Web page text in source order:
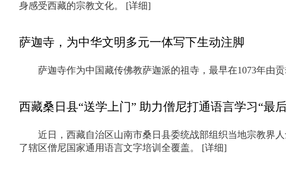
身感受西藏的宗教文化。 [详细]
萨迦寺，为中华文明多元一体写下生动注脚
萨迦寺作为中国藏传佛教萨迦派的祖寺，最早在1073年由贡
西藏桑日县“送学上门” 助力僧尼打通语言学习“最
近日，西藏自治区山南市桑日县委统战部组织当地宗教界
了辖区僧尼国家通用语言文字培训全覆盖。 [详细]